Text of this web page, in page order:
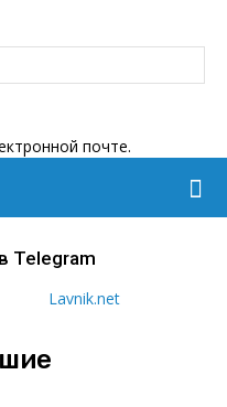
почте.
Lavnik.net
Telegram